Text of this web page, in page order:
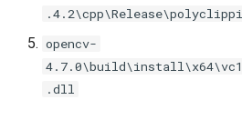
opencv-
.dll